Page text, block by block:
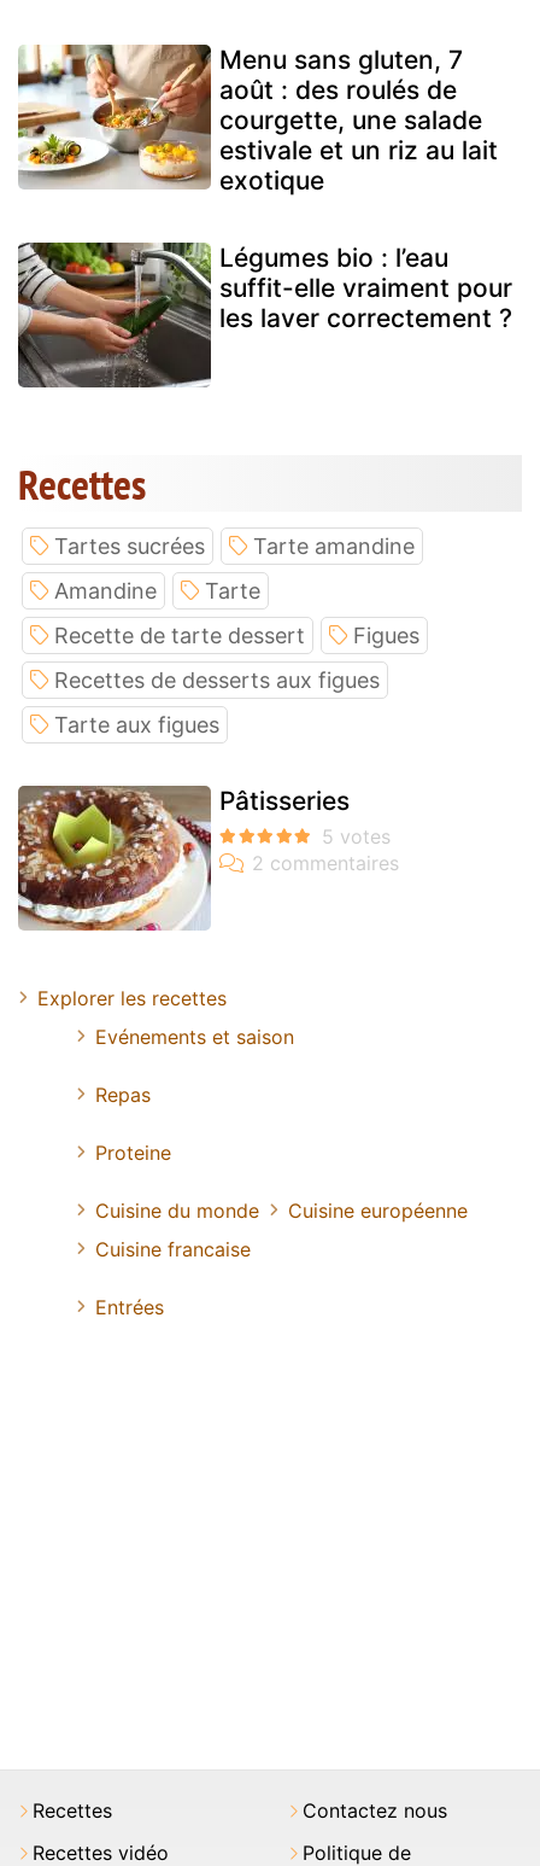
Menu sans gluten, 7
août : des roulés de
courgette, une salade
estivale et un riz au lait
exotique
Légumes bio : l’eau
suffit-elle vraiment pour
les laver correctement ?
Recettes
Tartes sucrées
Tarte amandine
Amandine
Tarte
Recette de tarte dessert
Figues
Recettes de desserts aux figues
Tarte aux figues
Pâtisseries
Explorer les recettes
Evénements et saison
Repas
Proteine
Cuisine du monde
Cuisine européenne
Cuisine francaise
Entrées
Recettes
Recettes vidéo
Contactez nous
Politique de